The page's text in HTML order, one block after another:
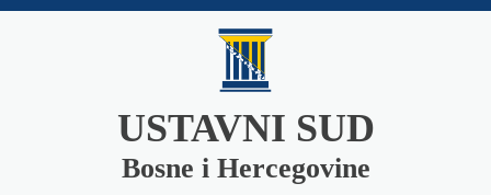
USTAVNI SUD
Bosne i Hercegovine